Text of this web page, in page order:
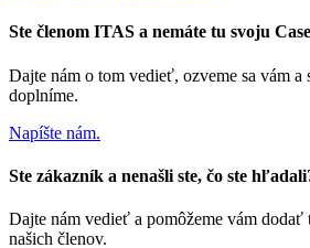
Ste členom ITAS a nemáte tu svoju
Dajte nám o tom vedieť, ozveme sa vám a
doplníme.
Napíšte nám.
Ste zákazník a nenašli ste, čo ste
Dajte nám vedieť a pomôžeme vám dodať
našich členov.